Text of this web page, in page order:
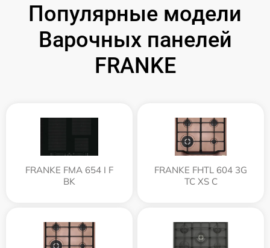
Популярные модели
Варочных панелей
FRANKE
FRANKE FMA 654 I F
BK
FRANKE FHTL 604 3G
TC XS C